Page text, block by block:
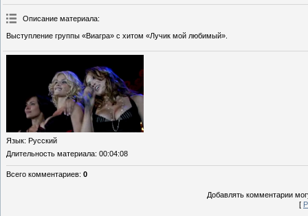
Описание материала:
Выступление группы «Виагра» с хитом «Лучик мой любимый».
Язык: Русский
Длительность материала: 00:04:08
Всего комментариев: 0
Добавлять комментарии
[